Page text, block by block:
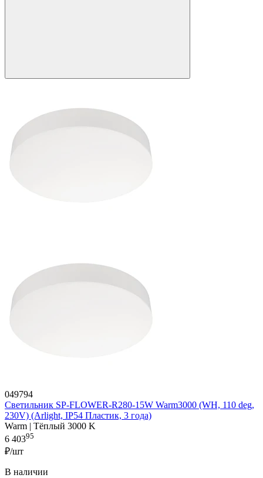
049794
Светильник SP-FLOWER-R280-15W Warm3000 (WH, 110 deg,
230V) (Arlight, IP54 Пластик, 3 года)
Warm | Тёплый 3000 K
6 40395
₽/шт
В наличии